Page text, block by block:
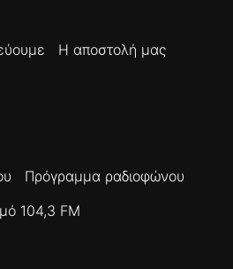
Η αποστολή μας
Πρόγραμμα ραδιοφώνου
104,3 FM